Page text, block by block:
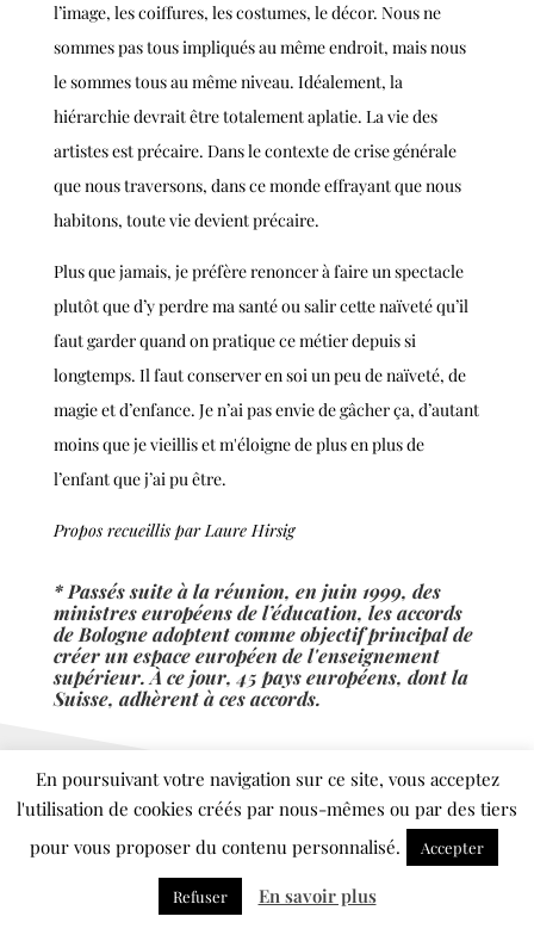
l’image, les coiffures, les costumes, le décor. Nous ne
sommes pas tous impliqués au même endroit, mais nous
le sommes tous au même niveau. Idéalement, la
hiérarchie devrait être totalement aplatie. La vie des
artistes est précaire. Dans le contexte de crise générale
que nous traversons, dans ce monde effrayant que nous
habitons, toute vie devient précaire.
Plus que jamais, je préfère renoncer à faire un spectacle
plutôt que d’y perdre ma santé ou salir cette naïveté qu’il
faut garder quand on pratique ce métier depuis si
longtemps. Il faut conserver en soi un peu de naïveté, de
magie et d’enfance. Je n’ai pas envie de gâcher ça, d’autant
moins que je vieillis et m'éloigne de plus en plus de
l’enfant que j’ai pu être.
Propos recueillis par Laure Hirsig
*Passés suite à la réunion, en juin 1999, des
ministres européens de l’éducation, les accords
de Bologne adoptent comme objectif principal de
créer un espace européen de l'enseignement
supérieur. À ce jour, 45 pays européens, dont la
Suisse, adhèrent à ces accords.
Toutes nos
En poursuivant votre navigation sur ce site, vous acceptez
l'utilisation de cookies créés par nous-mêmes ou par des tiers
pour vous proposer du contenu personnalisé.
Accepter
Refuser En savoir plus